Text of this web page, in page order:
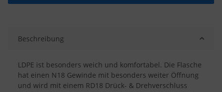
Beschreibung
LDPE ist besonders weich und komfortabel. Die Flasche
hat einen N18 Gewinde mit besonders weiter Öffnung
und wird mit einem RD18 Drück- & Drehverschluss